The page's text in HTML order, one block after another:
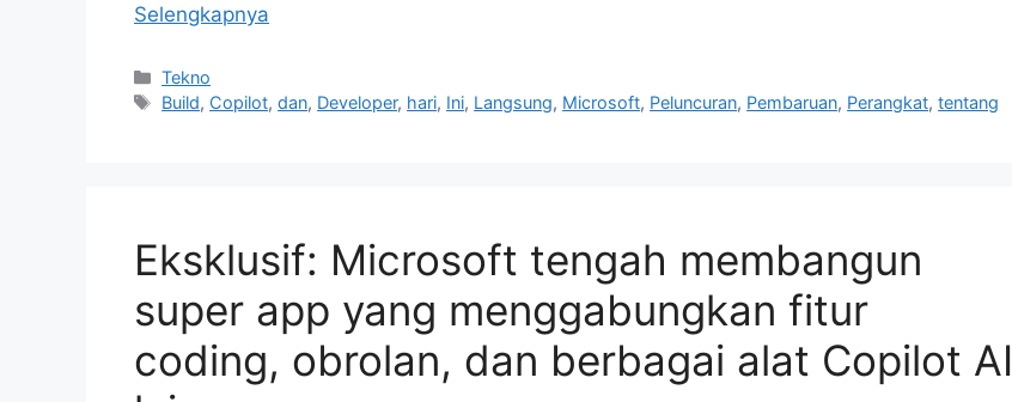
Selengkapnya
Kategori
Tekno
Tag
Build, Copilot,dan, Developer, hari, Ini, Langsung, Microsoft, Peluncuran, Pembaruan, Perangkat,tentang
Eksklusif: Microsoft tengah membangun
super app yang menggabungkan fitur
coding, obrolan, dan berbagai alat Copilot AI